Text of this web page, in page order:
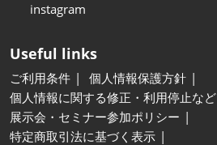
instagram
Useful links
ご利用条件
個人情報保護方針
個人情報に関する修正・利用停止など
展示会・セミナー参加ポリシー
特定商取引法に基づく表示